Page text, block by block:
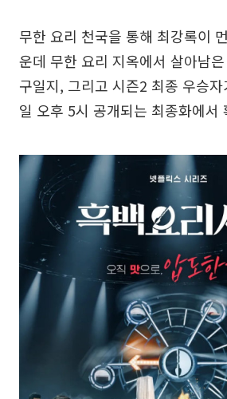
무한 요리 천국을 통해 최강록이
운데 무한 요리 지옥에서 살아남
구일지, 그리고 시즌2 최종 우승
일 오후 5시 공개되는 최종화에서